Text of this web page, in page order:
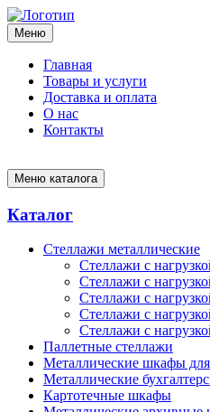
Меню
Главная
Товары и услуги
Доставка и оплата
О нас
Контакты
Меню каталога
Каталог
Стеллажи металлические
Cтеллажи с
Cтеллажи с
Стеллажи с
Стеллажи с
Стеллажи с
Паллетные стеллажи
Металлические шкафы
Металлические
Картотечные шкафы